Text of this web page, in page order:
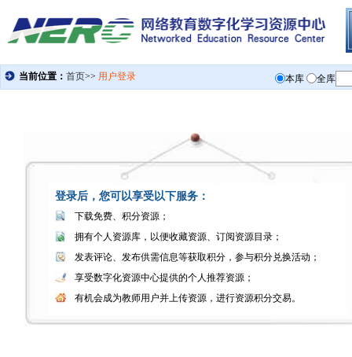
登录后，您可以享受以下服务：
下载免费、积分资源；
拥有个人资源库，以便收藏资源、订阅资源目录；
发表评论、发布供需信息等获取积分，参与积分兑换活动；
享受数字化资源中心提供的个人推荐资源；
有机会成为教师用户并上传资源，进行资源积分交易。